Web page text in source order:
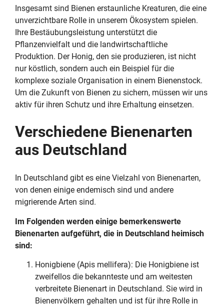
Insgesamt sind Bienen erstaunliche Kreaturen, die eine
unverzichtbare Rolle in unserem Ökosystem spielen.
Ihre Bestäubungsleistung unterstützt die
Pflanzenvielfalt und die landwirtschaftliche
Produktion. Der Honig, den sie produzieren, ist nicht
nur köstlich, sondern auch ein Beispiel für die
komplexe soziale Organisation in einem Bienenstock.
Um die Zukunft von Bienen zu sichern, müssen wir uns
aktiv für ihren Schutz und ihre Erhaltung einsetzen.
Verschiedene Bienenarten
aus Deutschland
In Deutschland gibt es eine Vielzahl von Bienenarten,
von denen einige endemisch sind und andere
migrierende Arten sind.
Im Folgenden werden einige bemerkenswerte
Bienenarten aufgeführt, die in Deutschland heimisch
sind:
Honigbiene (Apis mellifera): Die Honigbiene ist
zweifellos die bekannteste und am weitesten
verbreitete Bienenart in Deutschland. Sie wird in
Bienenvölkern gehalten und ist für ihre Rolle in